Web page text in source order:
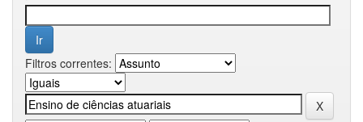
Filtros correntes: